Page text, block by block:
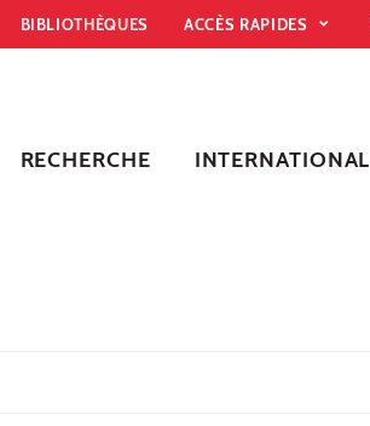
BIBLIOTHÈQUES ACCÈS RAPIDES
RECHERCHE INTERNATIONAL